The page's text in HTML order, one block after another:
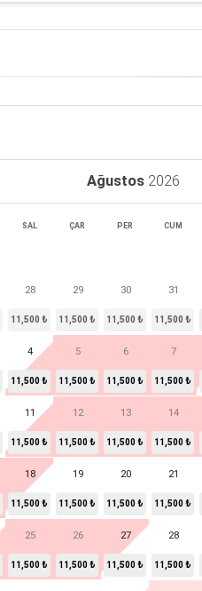
Ağustos 2026
SAL ÇAR PER CUM
28
11,500 ₺
29
11,500 ₺
30
11,500 ₺
31
11,500 ₺
4
11,500 ₺
5
11,500 ₺
6
11,500 ₺
7
11,500 ₺
11
11,500 ₺
12
11,500 ₺
13
11,500 ₺
14
11,500 ₺
18
11,500 ₺
19
11,500 ₺
20
11,500 ₺
21
11,500 ₺
25
11,500 ₺
26
11,500 ₺
27
11,500 ₺
28
11,500 ₺